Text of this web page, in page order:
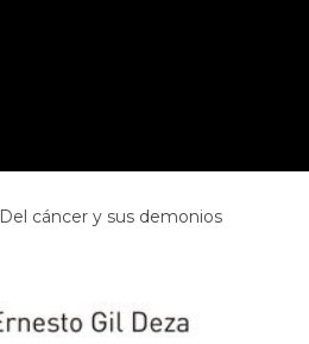
Del cáncer y sus demonios